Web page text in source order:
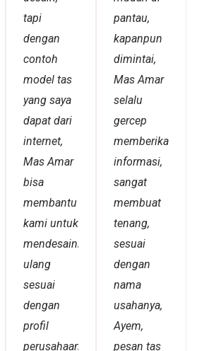
tapi
dengan
contoh
model tas
yang saya
dapat dari
internet,
Mas Amar
bisa
membantu
kami untuk
mendesainnya
ulang
sesuai
dengan
profil
perusahaan
pantau,
kapanpun
dimintai,
Mas Amar
selalu
gercep
memberikan
informasi,
sangat
membuat
tenang,
sesuai
dengan
nama
usahanya,
Ayem,
pesan tas